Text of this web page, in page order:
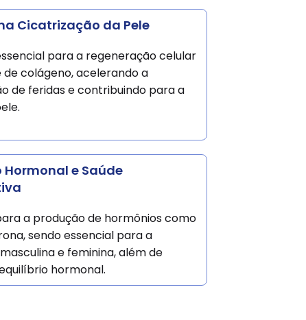
Cicatrização da Pele
para a regeneração celular
de colágeno, acelerando a
de feridas e contribuindo para a
Hormonal e Saúde
a produção de hormônios como
sendo essencial para a
e feminina, além de
hormonal.